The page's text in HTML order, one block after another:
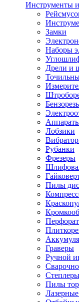
Инструменты и
Замки
Наборы
Дрели и
Лобзики
Рубанки
Фрезеры
Пилы
Граверы
Ручной
Пилы